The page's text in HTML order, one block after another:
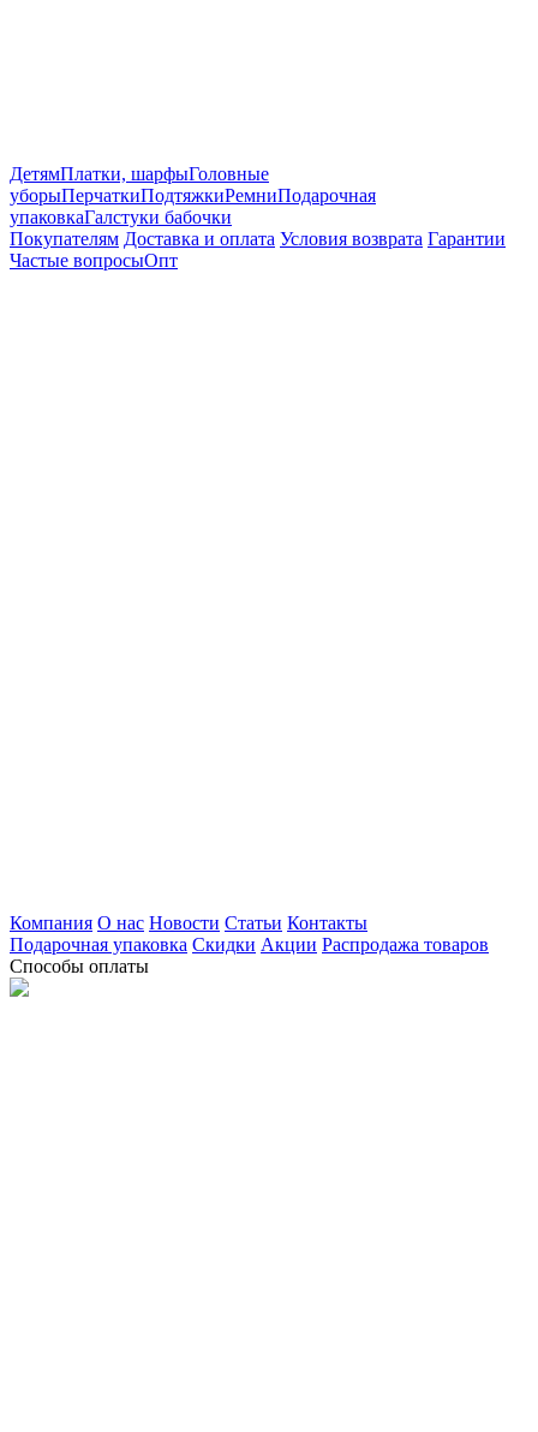
ДетямПлатки, шарфыГоловные
уборыПерчаткиПодтяжкиРемниПодарочная
упаковкаГалстуки бабочки
Покупателям Доставка и оплата Условия возврата Гарантии
Частые вопросыОпт
Компания О нас Новости Статьи Контакты
Подарочная упаковка Скидки Акции Распродажа товаров
Способы оплаты